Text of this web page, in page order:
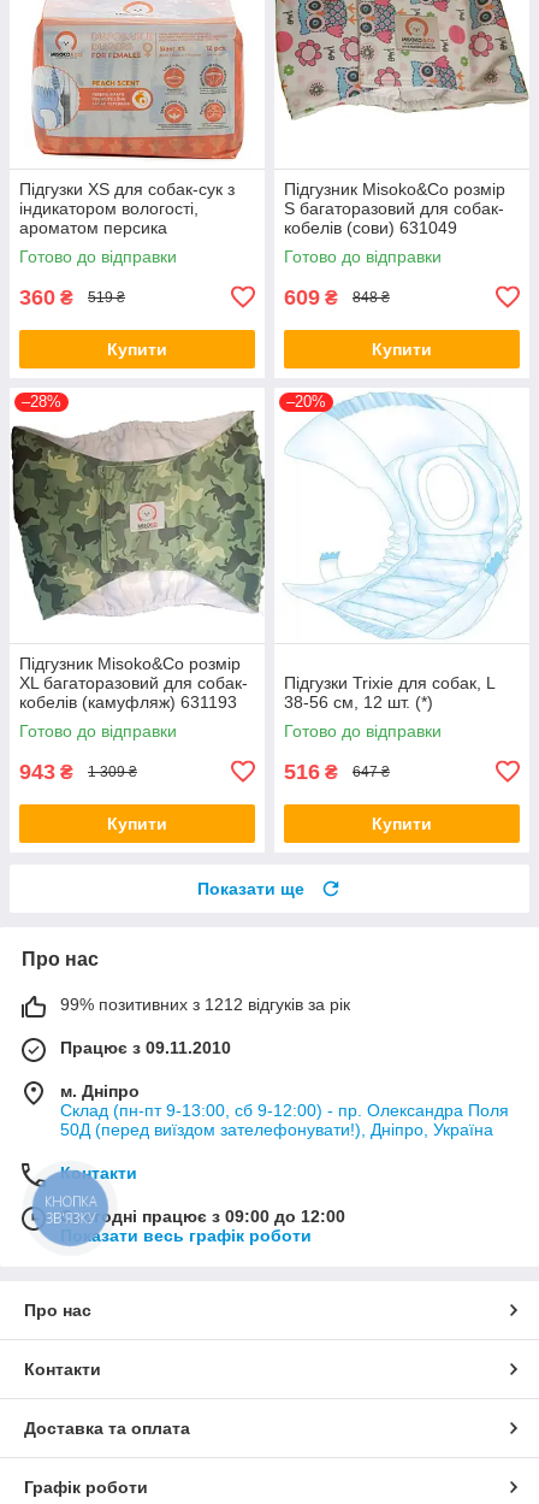
Підгузки XS для собак-сук з
індикатором вологості,
ароматом персика
(цуценята), Misoko&Co, 12
штук 63050
Готово до відправки
360 ₴ 519 ₴
Купити
Підгузник Misoko&Co розмір
S багаторазовий для собак-
кобелів (сови) 631049
Готово до відправки
609 ₴ 848 ₴
Купити
–28%
Підгузник Misoko&Co розмір
XL багаторазовий для собак-
кобелів (камуфляж) 631193
Готово до відправки
943 ₴ 1 309 ₴
Купити
–20%
Підгузки Trixie для собак, L
38-56 см, 12 шт. (*)
Готово до відправки
516 ₴ 647 ₴
Купити
Показати ще
Про нас
99% позитивних з 1212 відгуків за рік
Працює з 09.11.2010
м. Дніпро
Склад (пн-пт 9-13:00, сб 9-12:00) - пр. Олександра Поля
50Д (перед виїздом зателефонувати!), Дніпро, Україна
Контакти
Сьогодні працює з 09:00 до 12:00
Показати весь графік роботи
Про нас
Контакти
Доставка та оплата
Графік роботи
КНОПКА
ЗВ'ЯЗКУ